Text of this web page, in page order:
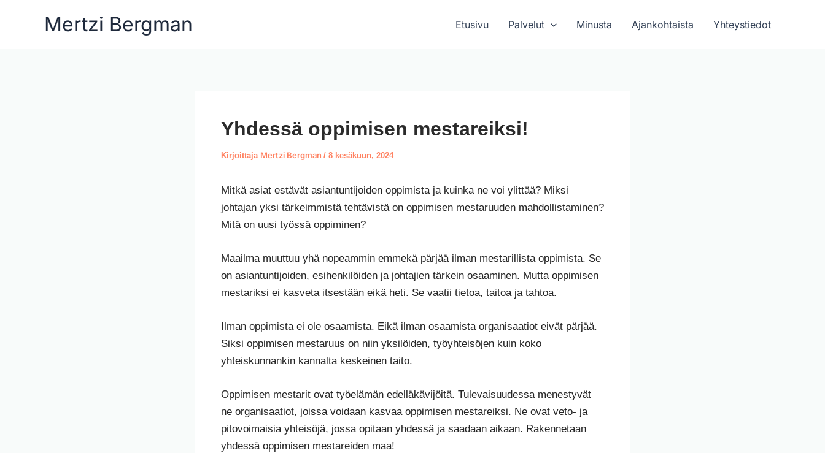
Mertzi Bergman Etusivu Palvelut Minusta Ajankohtaista Yhteystiedot
Yhdessä oppimisen mestareiksi!
Kirjoittaja Mertzi Bergman / 8 kesäkuun, 2024
Mitkä asiat estävät asiantuntijoiden oppimista ja kuinka ne voi ylittää? Miksi
johtajan yksi tärkeimmistä tehtävistä on oppimisen mestaruuden mahdollistaminen?
Mitä on uusi työssä oppiminen?
Maailma muuttuu yhä nopeammin emmekä pärjää ilman mestarillista oppimista. Se
on asiantuntijoiden, esihenkilöiden ja johtajien tärkein osaaminen. Mutta oppimisen
mestariksi ei kasveta itsestään eikä heti. Se vaatii tietoa, taitoa ja tahtoa.
Ilman oppimista ei ole osaamista. Eikä ilman osaamista organisaatiot eivät pärjää.
Siksi oppimisen mestaruus on niin yksilöiden, työyhteisöjen kuin koko
yhteiskunnankin kannalta keskeinen taito.
Oppimisen mestarit ovat työelämän edelläkävijöitä. Tulevaisuudessa menestyvät
ne organisaatiot, joissa voidaan kasvaa oppimisen mestareiksi. Ne ovat veto- ja
pitovoimaisia yhteisöjä, jossa opitaan yhdessä ja saadaan aikaan. Rakennetaan
yhdessä oppimisen mestareiden maa!